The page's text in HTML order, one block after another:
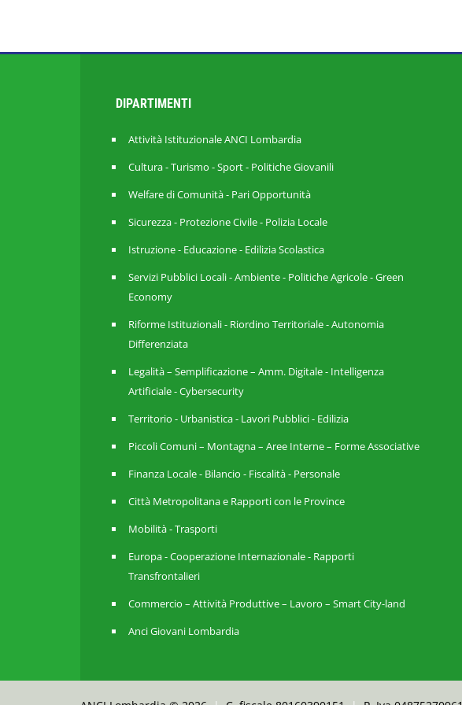
DIPARTIMENTI
Attività Istituzionale ANCI Lombardia
Cultura - Turismo - Sport - Politiche Giovanili
Welfare di Comunità - Pari Opportunità
Sicurezza - Protezione Civile - Polizia Locale
Istruzione - Educazione - Edilizia Scolastica
Servizi Pubblici Locali - Ambiente - Politiche Agricole - Green
Economy
Riforme Istituzionali - Riordino Territoriale - Autonomia
Differenziata
Legalità – Semplificazione – Amm. Digitale - Intelligenza
Artificiale - Cybersecurity
Territorio - Urbanistica - Lavori Pubblici - Edilizia
Piccoli Comuni – Montagna – Aree Interne – Forme Associative
Finanza Locale - Bilancio - Fiscalità - Personale
Città Metropolitana e Rapporti con le Province
Mobilità - Trasporti
Europa - Cooperazione Internazionale - Rapporti
Transfrontalieri
Commercio – Attività Produttive – Lavoro – Smart City-land
Anci Giovani Lombardia